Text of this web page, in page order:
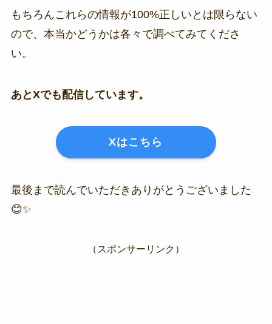
もちろんこれらの情報が100%正しいとは限らない
ので、本当かどうかは各々で調べてみてくださ
い。
あとXでも配信しています。
Xはこちら
最後まで読んでいただきありがとうございました
😊✨
（スポンサーリンク）